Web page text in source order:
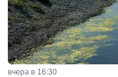
вчера в 16:30